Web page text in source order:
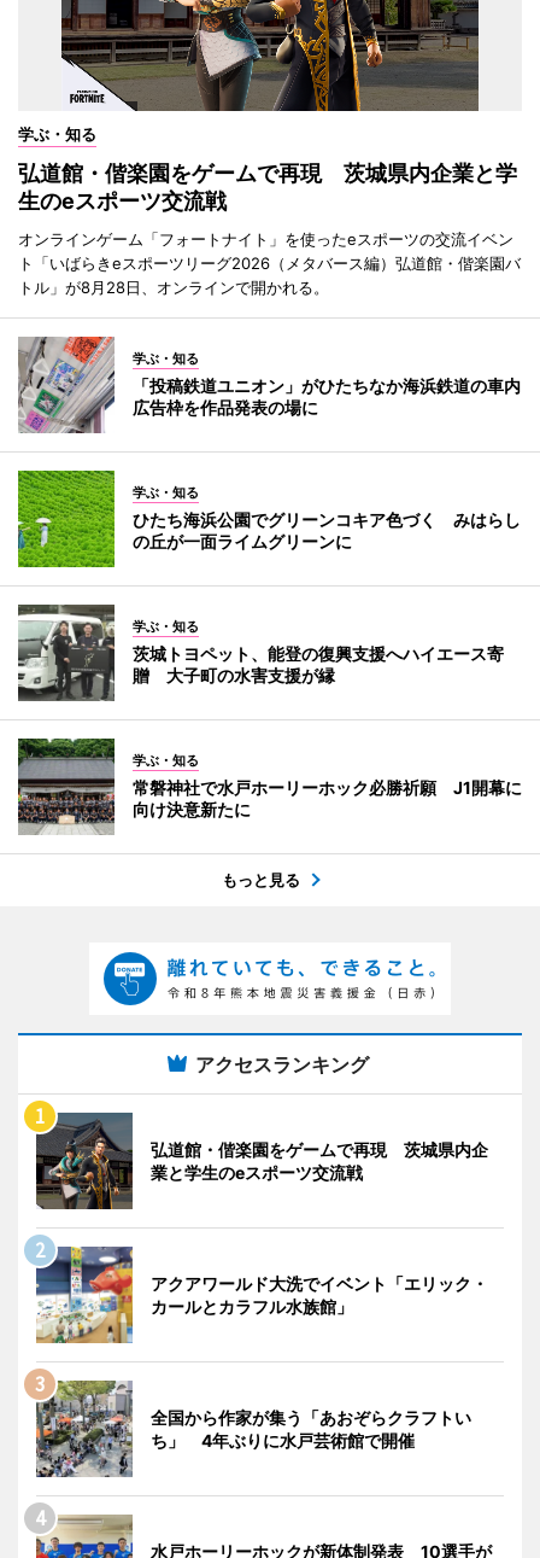
学ぶ・知る
弘道館・偕楽園をゲームで再現 茨城県内企業と学
生のeスポーツ交流戦
オンラインゲーム「フォートナイト」を使ったeスポーツの交流イベン
ト「いばらきeスポーツリーグ2026（メタバース編）弘道館・偕楽園バ
トル」が8月28日、オンラインで開かれる。
学ぶ・知る
「投稿鉄道ユニオン」がひたちなか海浜鉄道の車内
広告枠を作品発表の場に
学ぶ・知る
ひたち海浜公園でグリーンコキア色づく みはらし
の丘が一面ライムグリーンに
学ぶ・知る
茨城トヨペット、能登の復興支援へハイエース寄
贈 大子町の水害支援が縁
学ぶ・知る
常磐神社で水戸ホーリーホック必勝祈願 J1開幕に
向け決意新たに
もっと見る
アクセスランキング
弘道館・偕楽園をゲームで再現 茨城県内企
業と学生のeスポーツ交流戦
アクアワールド大洗でイベント「エリック・
カールとカラフル水族館」
全国から作家が集う「あおぞらクラフトい
ち」 4年ぶりに水戸芸術館で開催
水戸ホーリーホックが新体制発表 10選手が